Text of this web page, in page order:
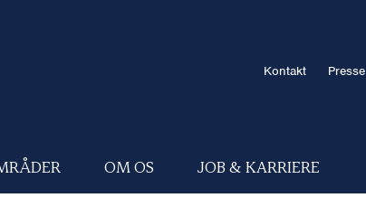
Kontakt Presse
OM OS JOB & KARRIERE